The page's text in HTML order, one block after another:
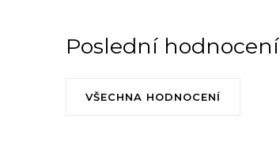
Poslední hodnocení
VŠECHNA HODNOCENÍ